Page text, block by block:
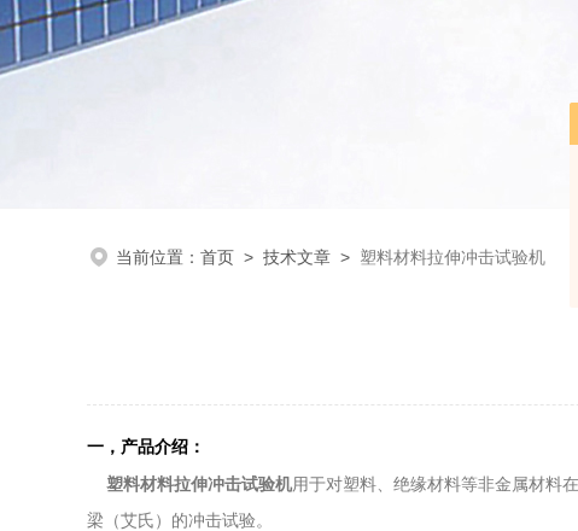
当前位置： 首页 > 技术文章 > 塑料材料拉伸冲击试验机
一，产品介绍：
塑料材料拉伸冲击试验机用于对塑料、绝缘材料等非金属材料
梁（艾氏）的冲击试验。